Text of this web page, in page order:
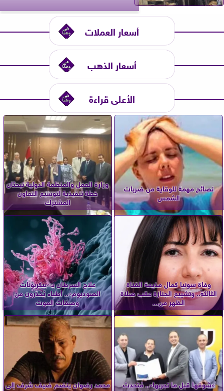
أسعار العملات
أسعار الذهب
الأعلى قراءة
نصائح مهمة للوقاية من ضربات
الشمس
وزارة العمل والمنظمة الدولية تبحثان
خطة تنفيذية لتوسيع التعاون
المشترك
وفاة سونيا كمال مذيعة القناة
الثالثة.. وتشييع الجنازة عقب صلاة
الظهر من...
علاج السرطان بـ «بيكربونات
الصوديوم».. أطباء يُحذّرون من
وصفات الموت
«شوفها قبل ما تجربها».. مُتحدث محمد رضوان ينضم ضيف شرف إلى